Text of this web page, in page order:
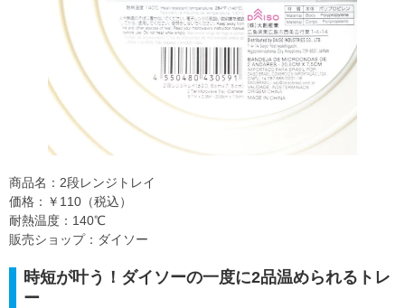
商品名：2段レンジトレイ
価格：￥110（税込）
耐熱温度：140℃
販売ショップ：ダイソー
時短が叶う！ダイソーの一度に2品温められるトレ
ー